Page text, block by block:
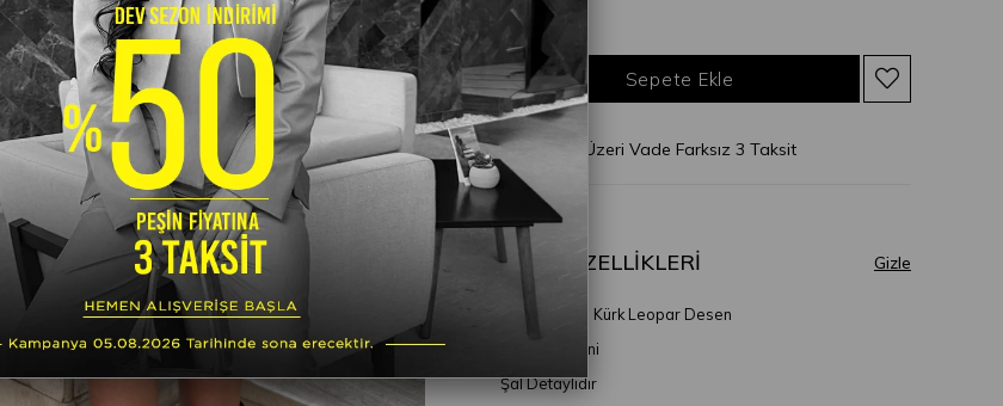
* 2.500 TL Üzeri Vade Farksız 3 Taksit
ÜRÜN ÖZELLIKLERI
Sansiro İthal Kürk Leopar Desen
İthal Kürk Suni
Şal Detaylıdır